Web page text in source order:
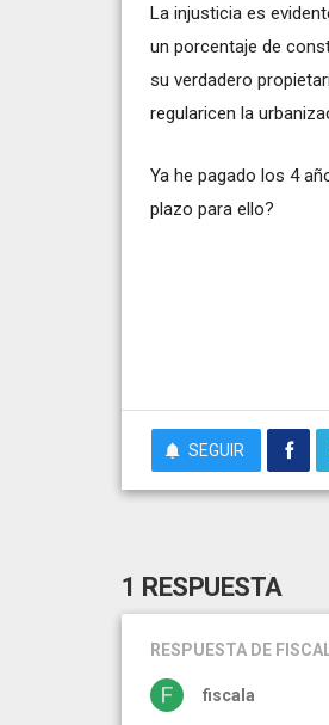
La injusticia es
un porcentaje de
su verdadero
regularicen la
Ya he pagado los 4
plazo para ello?
SEGUIR
1 RESPUESTA
RESPUESTA DE
fiscala